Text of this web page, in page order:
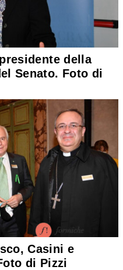
della
Senato. Foto di
Casini e
di Pizzi